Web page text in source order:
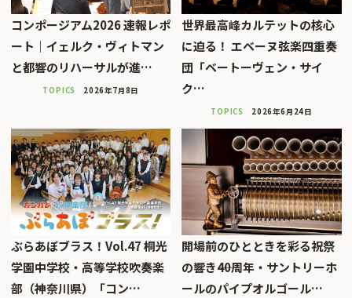
コンポージアム2026 速報レポ
ート｜イェルク・ヴィトマン
と都響のリハーサルが進…
TOPICS 2026年7月8日
世界最高峰カルテットの核心
に迫る！ エベーヌ弦楽四重奏
団「ベートーヴェン・サイ
ク…
TOPICS 2026年6月24日
ぶらあぼブラス！Vol.47 桐光
学園中学校・高等学校吹奏楽
部（神奈川県）「コン…
開場前のひとときを彩る祝祭
の響き――40周年・サントリーホ
ールのパイプオルゴール…